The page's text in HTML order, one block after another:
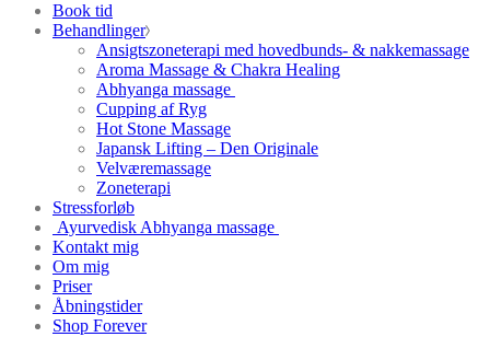
Book tid
Behandlinger
Ansigtszoneterapi med hovedbunds- & nakkemassage
Aroma Massage & Chakra Healing
Abhyanga massage
Cupping af Ryg
Hot Stone Massage
Japansk Lifting – Den Originale
Velværemassage
Zoneterapi
Stressforløb
Ayurvedisk Abhyanga massage
Kontakt mig
Om mig
Priser
Åbningstider
Shop Forever